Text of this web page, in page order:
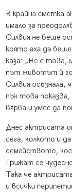
В крайна сметка
имало за
Силвия не беше
която аха да
каза: „Не е това,
път животът й го
Силвия осъзнала,
пък това
вярва и умее да
Днес актрисата
сега, колкото и
семейството,
Грижат се
Така че
и всички